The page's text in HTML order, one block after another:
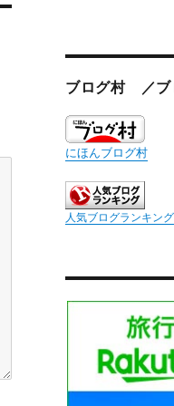
ブログ村 ／ブ
にほんブログ村
人気ブログランキング